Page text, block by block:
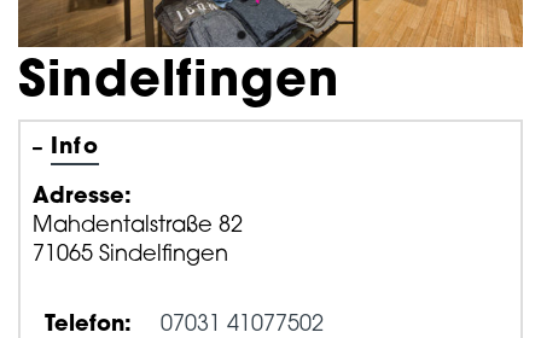
Sindelfingen
Info
Adresse:
Mahdentalstraße 82
71065 Sindelfingen
Telefon: 07031 41077502